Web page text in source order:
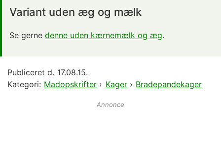
Variant uden æg og mælk
Se gerne denne uden kærnemælk og æg.
Publiceret d. 17.08.15.
Kategori: Madopskrifter › Kager› Bradepandekager
Annonce